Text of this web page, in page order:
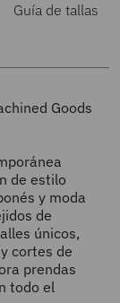
Guía de tallas
Goods
de estilo
y moda
de
únicos,
cortes de
prendas
todo el